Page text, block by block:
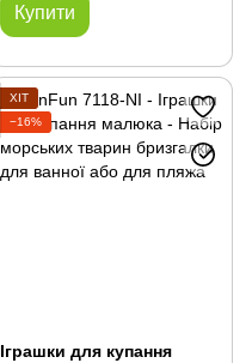
Купити
ХІТ
−16%
Іграшки для купання